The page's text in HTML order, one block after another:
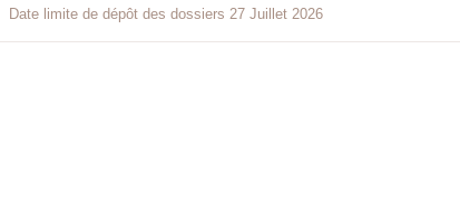
Date limite de dépôt des dossiers 27 Juillet 2026